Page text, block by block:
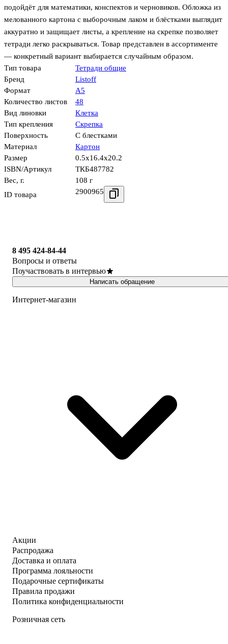
подойдёт для математики, конспектов и черновиков. Обложка из
мелованного картона с выборочным лаком и блёстками выглядит
аккуратно и защищает листы, а крепление на скрепке позволяет
тетради легко раскрываться. Товар представлен в ассортименте
— конкретный вариант выбирается случайным образом.
Тип товара
Тетради общие
Бренд
Listoff
Формат
А5
Количество листов
48
Вид линовки
Клетка
Тип крепления
Скрепка
Поверхность
С блестками
Материал
Картон
Размер
0.5x16.4x20.2
ISBN/Артикул
ТКБ487782
Вес, г.
108 г
ID товара
2900965
8 495 424-84-44
Вопросы и ответы
Поучаствовать в интервью
Написать обращение
Интернет-магазин
Акции
Распродажа
Доставка и оплата
Программа лояльности
Подарочные сертификаты
Правила продажи
Политика конфиденциальности
Розничная сеть